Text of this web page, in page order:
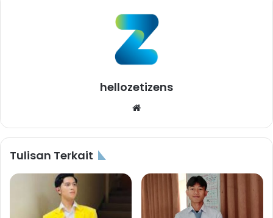
hellozetizens
Tulisan Terkait